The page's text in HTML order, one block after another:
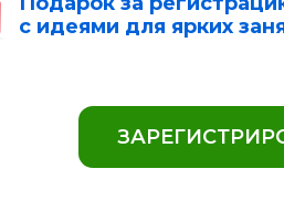
с идеями для ярких